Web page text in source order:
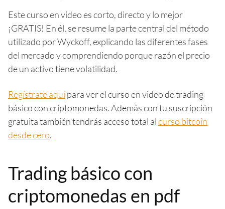
Este curso en video es corto, directo y lo mejor
¡GRATIS! En él, se resume la parte central del método
utilizado por Wyckoff, explicando las diferentes fases
del mercado y comprendiendo porque razón el precio
de un activo tiene volatilidad.
Regístrate aquípara ver el curso en video de trading
básico con criptomonedas. Además con tu suscripción
gratuita también tendrás acceso total alcurso bitcoin
desde cero.
Trading básico con
criptomonedas en pdf